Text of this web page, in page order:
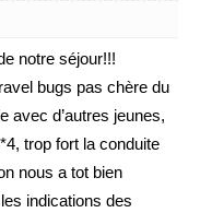
notre séjour!!!
bugs pas chère du
avec d’autres jeunes,
trop fort la conduite
nous a tot bien
indications des